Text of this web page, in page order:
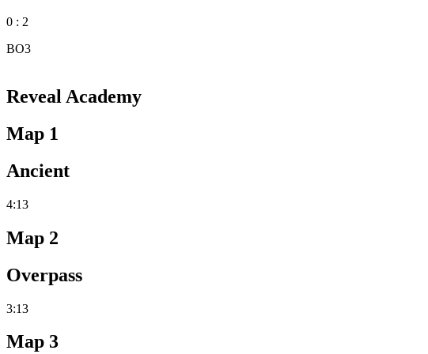
0 : 2
BO3
Reveal Academy
Map 1
Ancient
4:13
Map 2
Overpass
3:13
Map 3